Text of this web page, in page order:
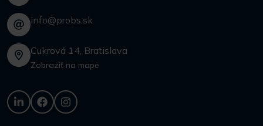
info@probs.sk
Cukrová 14, Bratislava
Zobraziť na mape